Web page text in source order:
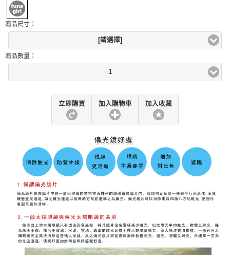
商品尺寸：
[請選擇]
商品數量：
1
立即購買 加入購物車 加入收藏